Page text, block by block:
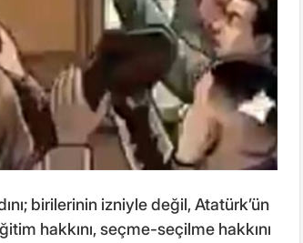
birilerinin izniyle değil, Atatürk’ün
hakkını, seçme-seçilme hakkını